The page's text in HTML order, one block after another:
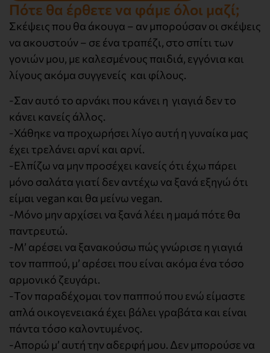
Πότε θα έρθετε να φάμε όλοι μαζί;
Σκέψεις που θα άκουγα – αν μπορούσαν οι σκέψεις
να ακουστούν – σε ένα τραπέζι, στο σπίτι των
γονιών μου, με καλεσμένους παιδιά, εγγόνια και
λίγους ακόμα συγγενείς και φίλους.
-Σαν αυτό το αρνάκι που κάνει η γιαγιά δεν το
κάνει κανείς άλλος.
-Χάθηκε να προχωρήσει λίγο αυτή η γυναίκα μας
έχει τρελάνει αρνί και αρνί.
-Ελπίζω να μην προσέχει κανείς ότι έχω πάρει
μόνο σαλάτα γιατί δεν αντέχω να ξανά εξηγώ ότι
είμαι vegan και θα μείνω vegan.
-Μόνο μην αρχίσει να ξανά λέει η μαμά πότε θα
παντρευτώ.
-Μ’ αρέσει να ξανακούσω πώς γνώρισε η γιαγιά
τον παππού, μ’ αρέσει που είναι ακόμα ένα τόσο
αρμονικό ζευγάρι.
-Τον παραδέχομαι τον παππού που ενώ είμαστε
απλά οικογενειακά έχει βάλει γραβάτα και είναι
πάντα τόσο καλοντυμένος.
-Απορώ μ’ αυτή την αδερφή μου. Δεν μπορούσε να